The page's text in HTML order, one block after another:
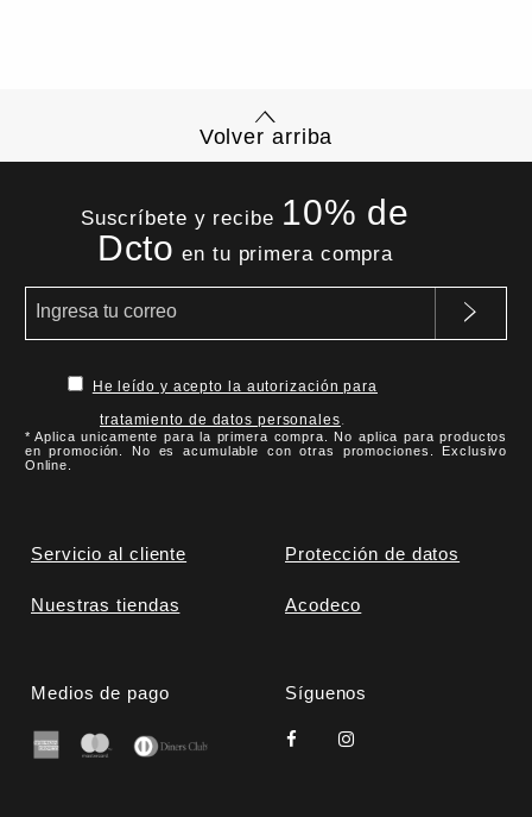
Volver arriba
Suscríbete y recibe 10% de
Dcto en tu primera compra
He leído y acepto la autorización para
tratamiento de datos personales.
* Aplica unicamente para la primera compra. No aplica para productos
en promoción. No es acumulable con otras promociones. Exclusivo
Online.
Servicio al cliente Protección de datos
Nuestras tiendas Acodeco
Medios de pago Síguenos